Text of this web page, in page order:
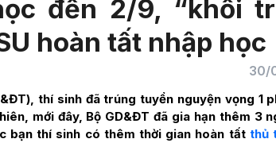
đến 2/9, “khối
hoàn tất nhập học
30/
), thí sinh đã trúng tuyển nguyện vọng 1
mới đây, Bộ GD&ĐT đã gia hạn thêm 3
bạn thí sinh có thêm thời gian hoàn tất thủ